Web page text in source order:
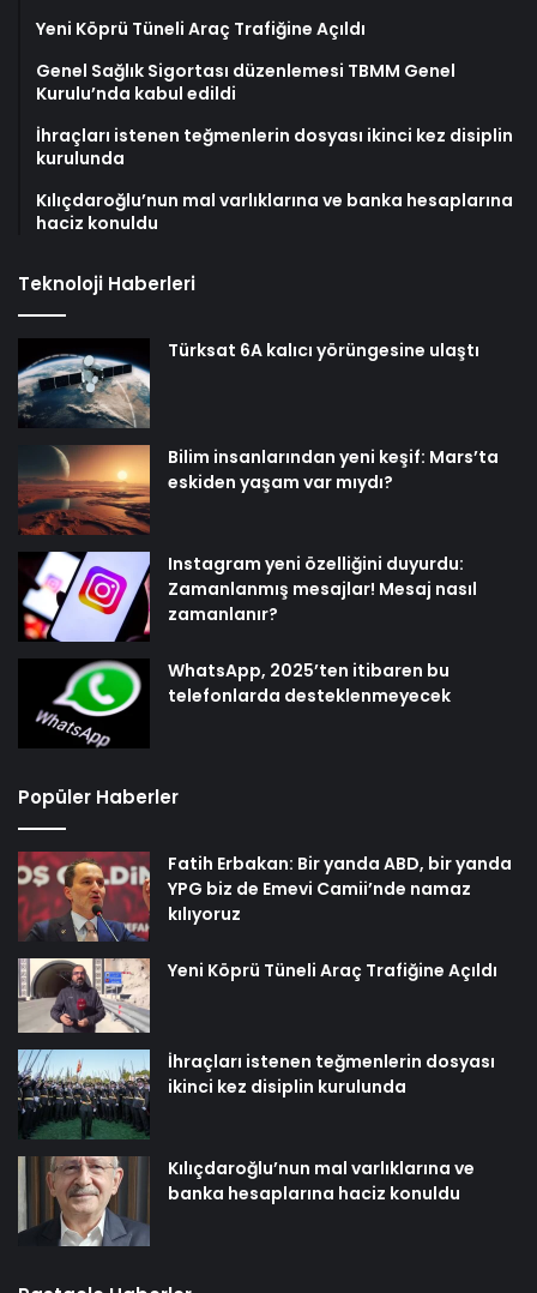
Yeni Köprü Tüneli Araç Trafiğine Açıldı
Genel Sağlık Sigortası düzenlemesi TBMM Genel
Kurulu’nda kabul edildi
İhraçları istenen teğmenlerin dosyası ikinci kez disiplin
kurulunda
Kılıçdaroğlu’nun mal varlıklarına ve banka hesaplarına
haciz konuldu
Teknoloji Haberleri
Türksat 6A kalıcı yörüngesine ulaştı
Bilim insanlarından yeni keşif: Mars’ta
eskiden yaşam var mıydı?
Instagram yeni özelliğini duyurdu:
Zamanlanmış mesajlar! Mesaj nasıl
zamanlanır?
WhatsApp, 2025’ten itibaren bu
telefonlarda desteklenmeyecek
Popüler Haberler
Fatih Erbakan: Bir yanda ABD, bir yanda
YPG biz de Emevi Camii’nde namaz
kılıyoruz
Yeni Köprü Tüneli Araç Trafiğine Açıldı
İhraçları istenen teğmenlerin dosyası
ikinci kez disiplin kurulunda
Kılıçdaroğlu’nun mal varlıklarına ve
banka hesaplarına haciz konuldu